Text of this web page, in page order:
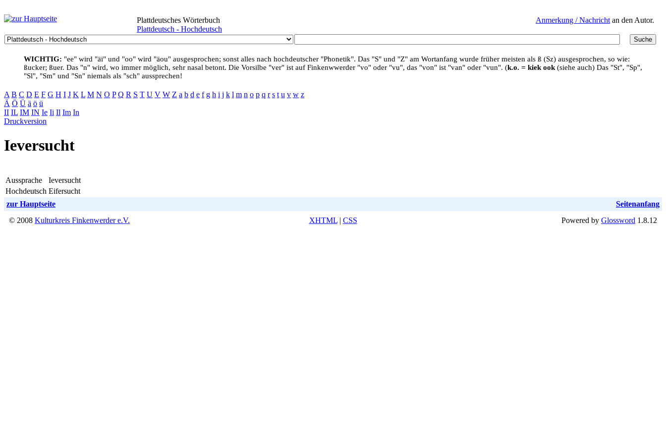
Anmerkung / Nachricht an den Autor.
Plattdeutsches Wörterbuch
Plattdeutsch - Hochdeutsch
WICHTIG: "ee" wird "äi" und "oo" wird "äou" ausgesprochen; sonst alles nach hochdeutscher "Phonetik". Das "S" und "Z" am Wortanfang wurde früher meisten als ß (Sz) ausgesprochen, so wie:
ßucker; ßuer. Das "n" wird, wo immer möglich, sehr nasal betont. Die Vorsilbe "ver" ist auf Finkenwwerder "vo" oder "vu", das "von" ist "van" oder "vun". (k.o. = kiek ook (siehe auch) Das "St", "Sp",
"Sl", "Sm" und "Sn" niemals als "sch" aussprechen!
A B C D E F G H I J K L M N O P Q R S T U V W Z a b d e f g h i j k l m n o p q r s t u v w z
Ä Ö Ü ä ö ü
II IL IM IN Ie Ii Il Im In
Druckversion
Ieversucht
Aussprache
Ieversucht
Hochdeutsch Eifersucht
zur Hauptseite
Seitenanfang
© 2008 Kulturkreis Finkenwerder e.V. XHTML| CSS Powered by Glossword 1.8.12